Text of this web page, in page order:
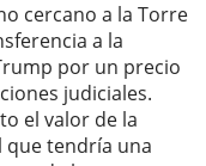
cercano a la Torre
a la
por un precio
judiciales.
el valor de la
que tendría una